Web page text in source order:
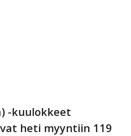
-kuulokkeet
heti myyntiin 119